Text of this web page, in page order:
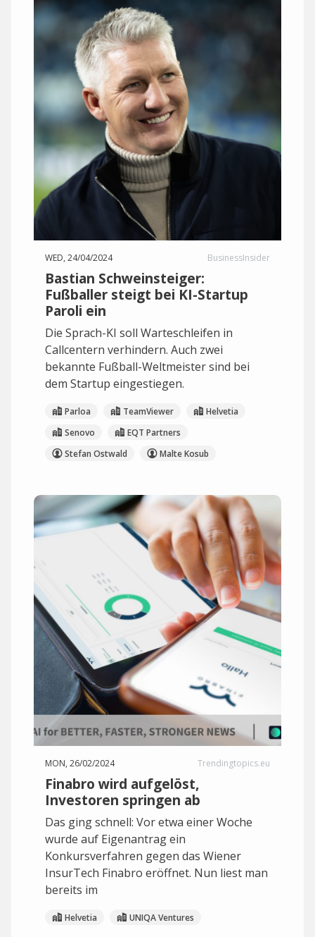
WED, 24/04/2024 BusinessInsider
Bastian Schweinsteiger:
Fußballer steigt bei KI-Startup
Paroli ein
Die Sprach-KI soll Warteschleifen in
Callcentern verhindern. Auch zwei
bekannte Fußball-Weltmeister sind bei
dem Startup eingestiegen.
Parloa TeamViewer
Helvetia
Senovo
EQT Partners
Stefan Ostwald
Malte Kosub
MON, 26/02/2024 Trendingtopics.eu
Finabro wird aufgelöst,
Investoren springen ab
Das ging schnell: Vor etwa einer Woche
wurde auf Eigenantrag ein
Konkursverfahren gegen das Wiener
InsurTech Finabro eröffnet. Nun liest man
bereits im
Helvetia UNIQA Ventures